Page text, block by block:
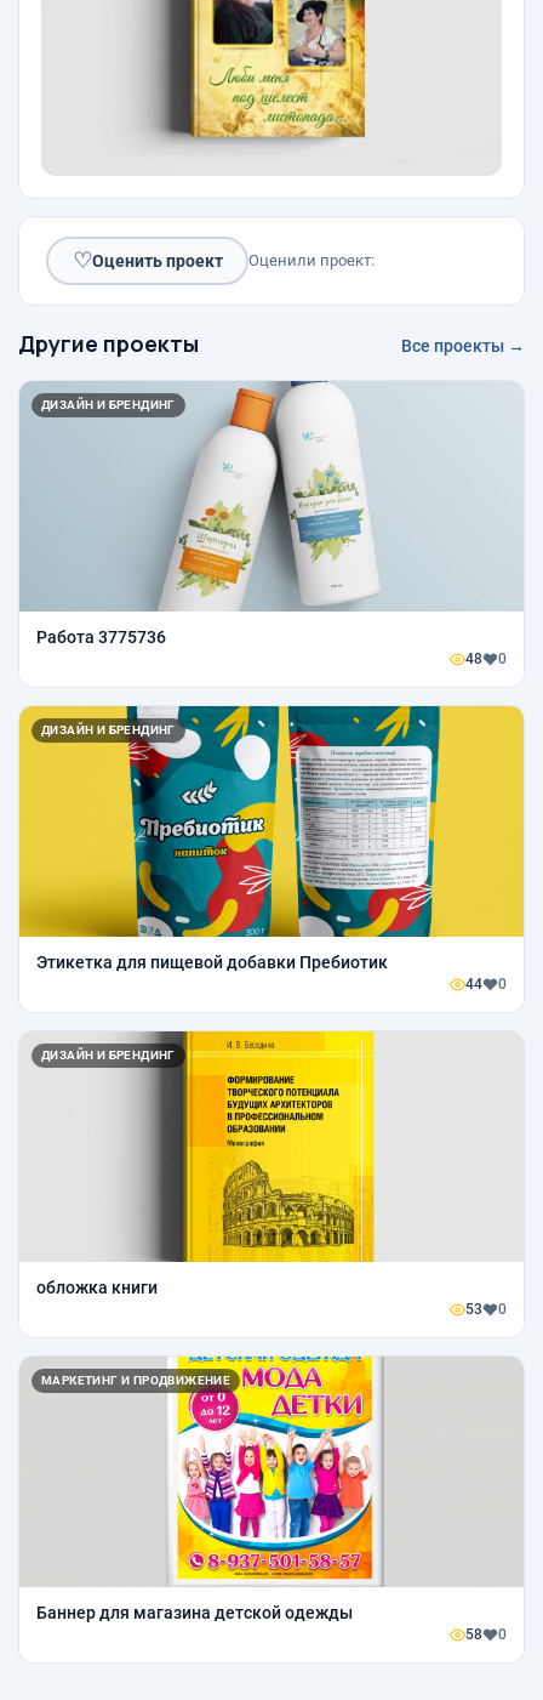
♡Оценить проект Оценили проект:
Другие проекты Все проекты →
ДИЗАЙН И БРЕНДИНГ
Работа 3775736
48 0
ДИЗАЙН И БРЕНДИНГ
Этикетка для пищевой добавки Пребиотик
44 0
ДИЗАЙН И БРЕНДИНГ
обложка книги
53 0
МАРКЕТИНГ И ПРОДВИЖЕНИЕ
Баннер для магазина детской одежды
58 0